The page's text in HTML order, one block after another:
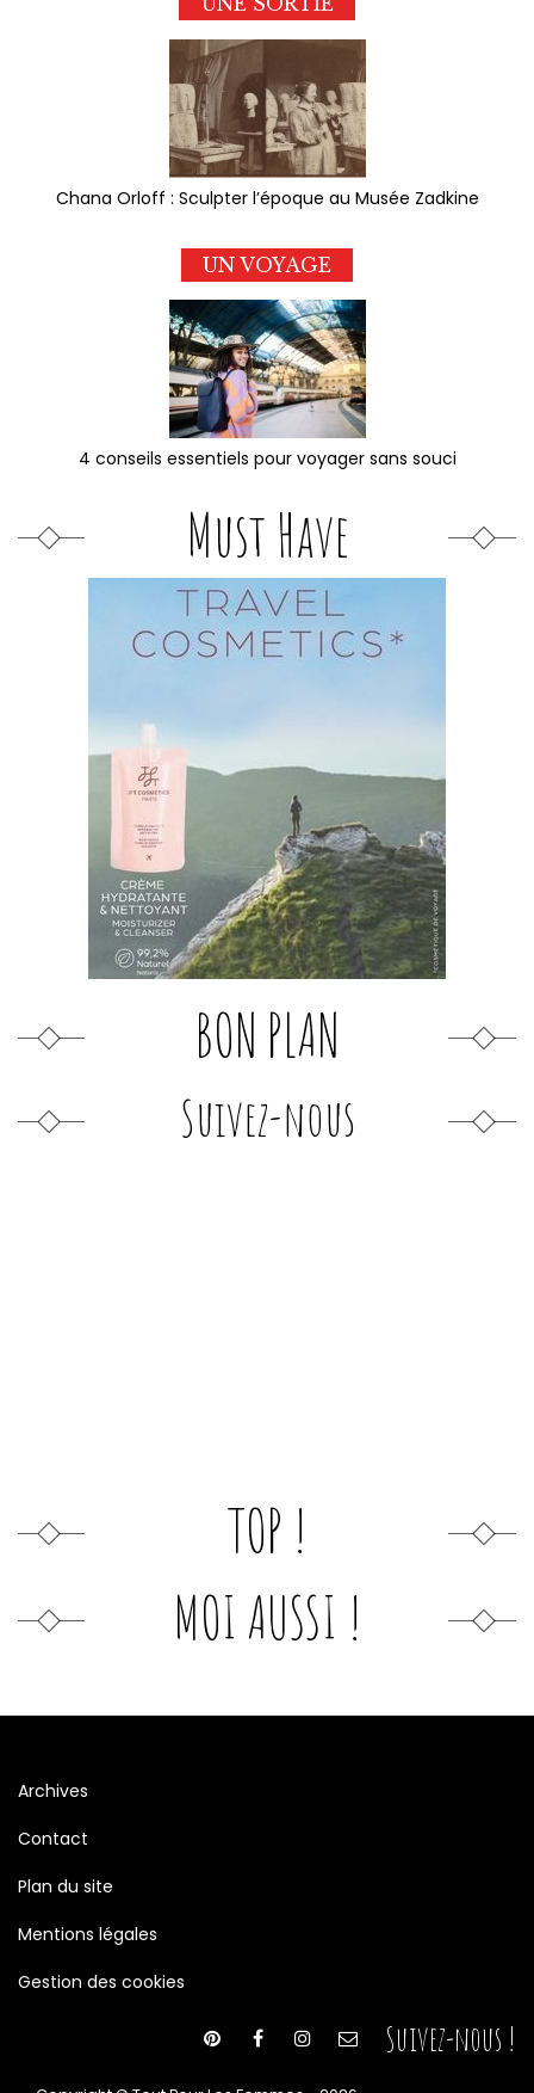
Chana Orloff : Sculpter l’époque au Musée Zadkine
UN VOYAGE
4 conseils essentiels pour voyager sans souci
Must Have
BON PLAN
Suivez-nous
TOP !
MOI AUSSI !
Archives
Contact
Plan du site
Mentions légales
Gestion des cookies
Suivez-nous !